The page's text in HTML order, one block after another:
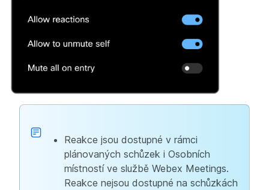
Reakce jsou dostupné v rámci
plánovaných schůzek i Osobních
místností ve službě Webex Meetings.
Reakce nejsou dostupné na schůzkách